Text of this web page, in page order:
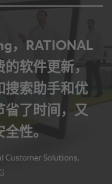
，RATIONAL
软件更新，
搜索助手和优
省了时间，又
性。
Customer Solutions,